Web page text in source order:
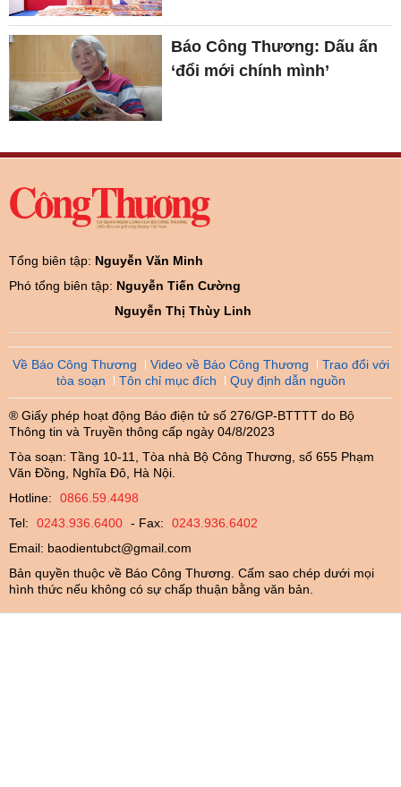
Báo Công Thương: Dấu ấn
‘đổi mới chính mình’
Tổng biên tập: Nguyễn Văn Minh
Phó tổng biên tập: Nguyễn Tiến Cường
Nguyễn Thị Thùy Linh
Về Báo Công Thương Video về Báo Công Thương
Trao đổi với
tòa soạn
Tôn chỉ mục đích Quy định dẫn nguồn
® Giấy phép hoạt động Báo điện tử số 276/GP-BTTTT do Bộ
Thông tin và Truyền thông cấp ngày 04/8/2023
Tòa soạn: Tầng 10-11, Tòa nhà Bộ Công Thương, số 655 Phạm
Văn Đồng, Nghĩa Đô, Hà Nội.
Hotline:
0866.59.4498
Tel:
0243.936.6400 - Fax:
0243.936.6402
Email: baodientubct@gmail.com
Bản quyền thuộc về Báo Công Thương. Cấm sao chép dưới mọi
hình thức nếu không có sự chấp thuận bằng văn bản.